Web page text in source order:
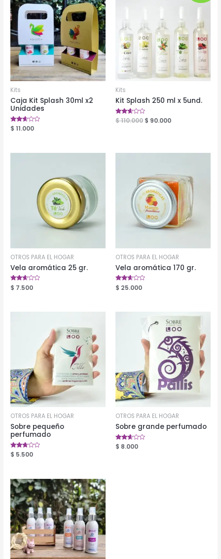
Kits
Caja Kit Splash 30ml x2
Unidades
Valorado
en
$ 11.000
Kits
Kit Splash 250 ml x 5und.
Valorado
en
$110.000 $ 90.000
OTROS PARA EL HOGAR
Vela aromática 25 gr.
Valorado
en
$ 7.500
OTROS PARA EL HOGAR
Vela aromática 170 gr.
Valorado
en
$ 25.000
OTROS PARA EL HOGAR
Sobre pequeño
perfumado
Valorado
en
$ 5.500
OTROS PARA EL HOGAR
Sobre grande perfumado
Valorado
en
$ 8.000